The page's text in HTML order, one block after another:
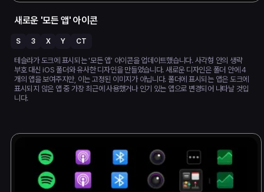
새로운 '모든 앱' 아이콘
S 3 X Y CT
테슬라가 도크에 표시되는 '모든 앱' 아이콘을 업데이트했습니다. 사각형 안의 생략
부호 대신 iOS 폴더와 유사한 디자인을 만들었습니다. 새로운 디자인은 폴더 안에 4
개의 앱을 보여주지만, 이는 고정된 이미지가 아닙니다. 폴더에 표시되는 앱은 도크에
표시되지 않은 앱 중 가장 최근에 사용했거나 인기 있는 앱으로 변경되어 나타날 것입
니다.